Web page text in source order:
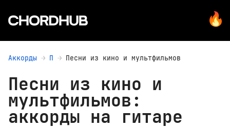
Аккорды П Песни из кино и мультфильмов
Песни из кино и
мультфильмов:
аккорды на гитаре